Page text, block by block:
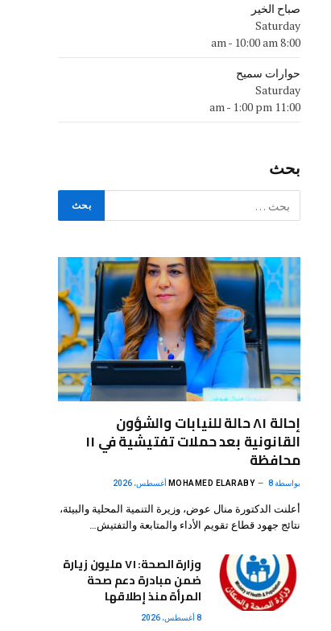
صباح الخير
Saturday
8:00 am
- 10:00 am
حوارات سميح
Saturday
11:00 am
- 1:00 pm
بحث
إحالة ٨١ حالة للنيابات والشؤون
القانونية بعد حملات تفتيشية في ١١
محافظة
بواسطة MOHAMED ELARABY 8 أغسطس، 2026
أعلنت الدكتورة منال عوض، وزيرة التنمية المحلية والبيئة،
نتائج جهود قطاع تقويم الأداء والمتابعة والتفتيش…
وزارة الصحة: ٧١ مليون زيارة
ضمن مبادرة دعم صحة
المرأة منذ إطلاقها
8 أغسطس، 2026